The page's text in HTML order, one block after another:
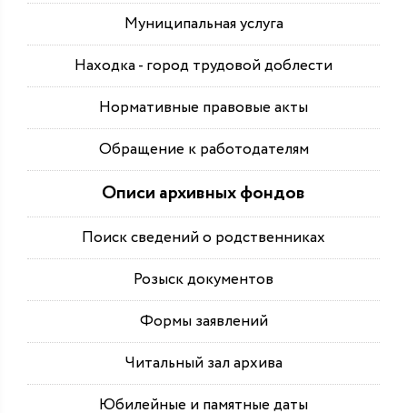
Муниципальная услуга
Находка - город трудовой доблести
Нормативные правовые акты
Обращение к работодателям
Описи архивных фондов
Поиск сведений о родственниках
Розыск документов
Формы заявлений
Читальный зал архива
Юбилейные и памятные даты